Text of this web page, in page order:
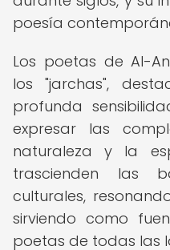
poesía
Los poetas de Al-
los "jarchas",
profunda
expresar las
naturaleza y la
trascienden las
culturales,
sirviendo como
poetas de todas las